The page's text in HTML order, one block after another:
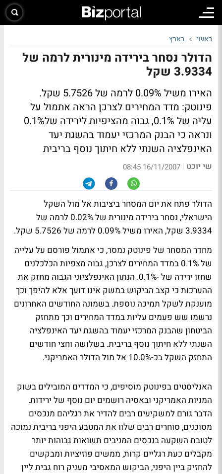
ראשי בארץ
הדולר נסחר בירידה מינורית לרמה של
3.9334 שקל
האירו משיל 0.09% לרמה של 5.7526 שקל.
פינוטק: מדד המחירים לצרכן הראה אתמול על
עליה של 0.1%, גבוה מהציפיות לירידה של0.1%
ונראה כי הבנק המרכזי יעמוד בהשגת יעד
האינפלציה השנתי ללא חיתוך נוסף בריבית
שי יוכט |
16/11/2007 08:45
הדולר פתח את יום המסחר ביציבות אל מול השקל
הישראלי, נסחר בירידה מינורית של 0.02% לרמה של
3.9334 שקל, האירו משיל 0.09% לרמה של 5.7526 שקל.
מחדר המסחר של פינוטק נמסר, כי אתמול פורסם על עלייה
של 0.1% במדד המחירים לצרכן, גבוה מצפיות הכלכלנים
שחזו ירידה של -0.1%. הנתון האינפלציוני הגבוה מחזק את
ההערכות כי קצב הביקוש במשק אינו דועך אלא להיפך וכך
מוענקת לשקל תמיכה נוספת. בשמונה החודשים האחרונים
נרשמו שש פעמים עליות במדד המחירים וכך מתחזק
הביטחון שהבנק המרכזי יעמוד בהשגת יעד האינפלציה
השנתי ללא חיתוך נוסף בריבית. בשלושה וחצי חודשים
התחזק השקל בכ-10.0% אל מול הדולר האמריקני.
האנליסטים בפינוטק מוסיפים, כי המדדים המובילים בשוק
המניות האמריקני ובאסיה רושמים יום נוסף של ירידות.
הדבר גורם למשקיעים רבים להדיר את רגליהם מנכסים
מסוכנים, סוחרים רבים שלוו את המטבע היפני בריבית נמוכה
לטובת השקעה בנכסים המניבים תשואות גבוהות יותר
מקבלים כעת רגליים קרות, ממשים פוזיציות ומבקשים
להחזיק ביין היפני, הביקוש המאסיבי מעניק רוח גבית ליין